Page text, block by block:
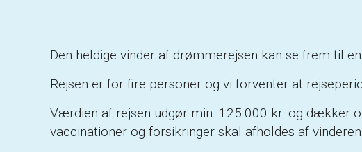
Den heldige vinder af drømmerejsen kan se frem til
Rejsen er for fire personer og vi forventer at
Værdien af rejsen udgør min. 125.000 kr. og dækker
vaccinationer og forsikringer skal afholdes af vinderen